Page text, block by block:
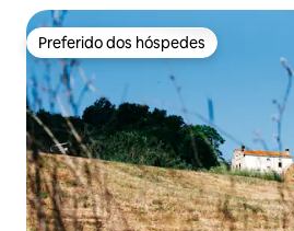
Preferido dos hóspedes
Preferido dos hóspedes